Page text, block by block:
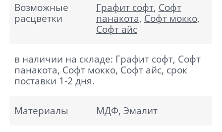
Возможные
расцветки
Графит софт, Софт
панакота, Софт мокко,
Софт айс
в наличии на складе: Графит софт, Софт
панакота, Софт мокко, Софт айс, срок
поставки 1-2 дня.
Материалы МДФ, Эмалит